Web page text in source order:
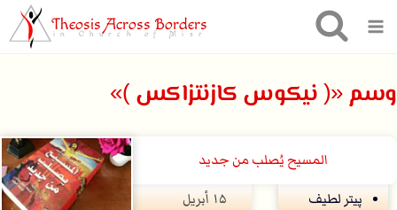
Theosis Across Borders
in Church of Misr
وسم «( نيكوس كازنتزاكس )»
المسيح يُصلب من جديد
پيتر لطيف
۱۵ أبريل